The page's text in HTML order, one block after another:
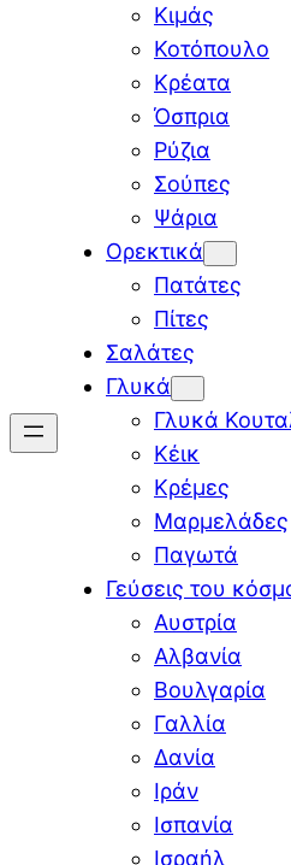
Κιμάς
Κοτόπουλο
Κρέατα
Όσπρια
Ρύζια
Σούπες
Ψάρια
Ορεκτικά
Πατάτες
Πίτες
Σαλάτες
Γλυκά
Γλυκά
Κέικ
Κρέμες
Μαρμελάδες
Παγωτά
Γεύσεις του
Αυστρία
Αλβανία
Βουλγαρία
Γαλλία
Δανία
Ιράν
Ισπανία
Ισραήλ